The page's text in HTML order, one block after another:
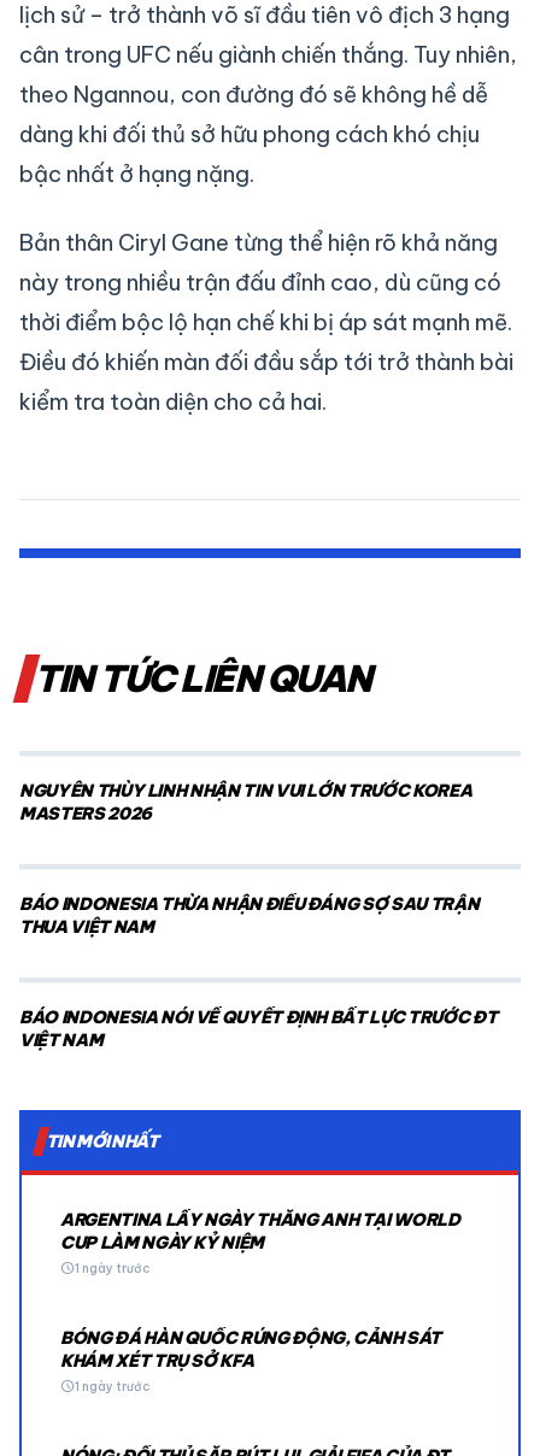
lịch sử – trở thành võ sĩ đầu tiên vô địch 3 hạng
cân trong UFC nếu giành chiến thắng. Tuy nhiên,
theo Ngannou, con đường đó sẽ không hề dễ
dàng khi đối thủ sở hữu phong cách khó chịu
bậc nhất ở hạng nặng.
Bản thân Ciryl Gane từng thể hiện rõ khả năng
này trong nhiều trận đấu đỉnh cao, dù cũng có
thời điểm bộc lộ hạn chế khi bị áp sát mạnh mẽ.
Điều đó khiến màn đối đầu sắp tới trở thành bài
kiểm tra toàn diện cho cả hai.
TIN TỨC LIÊN QUAN
NGUYỄN THÙY LINH NHẬN TIN VUI LỚN TRƯỚC KOREA
MASTERS 2026
BÁO INDONESIA THỪA NHẬN ĐIỀU ĐÁNG SỢ SAU TRẬN
THUA VIỆT NAM
BÁO INDONESIA NÓI VỀ QUYẾT ĐỊNH BẤT LỰC TRƯỚC ĐT
VIỆT NAM
TIN MỚI NHẤT
ARGENTINA LẤY NGÀY THẮNG ANH TẠI WORLD
CUP LÀM NGÀY KỶ NIỆM
schedule1 ngày trước
BÓNG ĐÁ HÀN QUỐC RÚNG ĐỘNG, CẢNH SÁT
KHÁM XÉT TRỤ SỞ KFA
schedule1 ngày trước